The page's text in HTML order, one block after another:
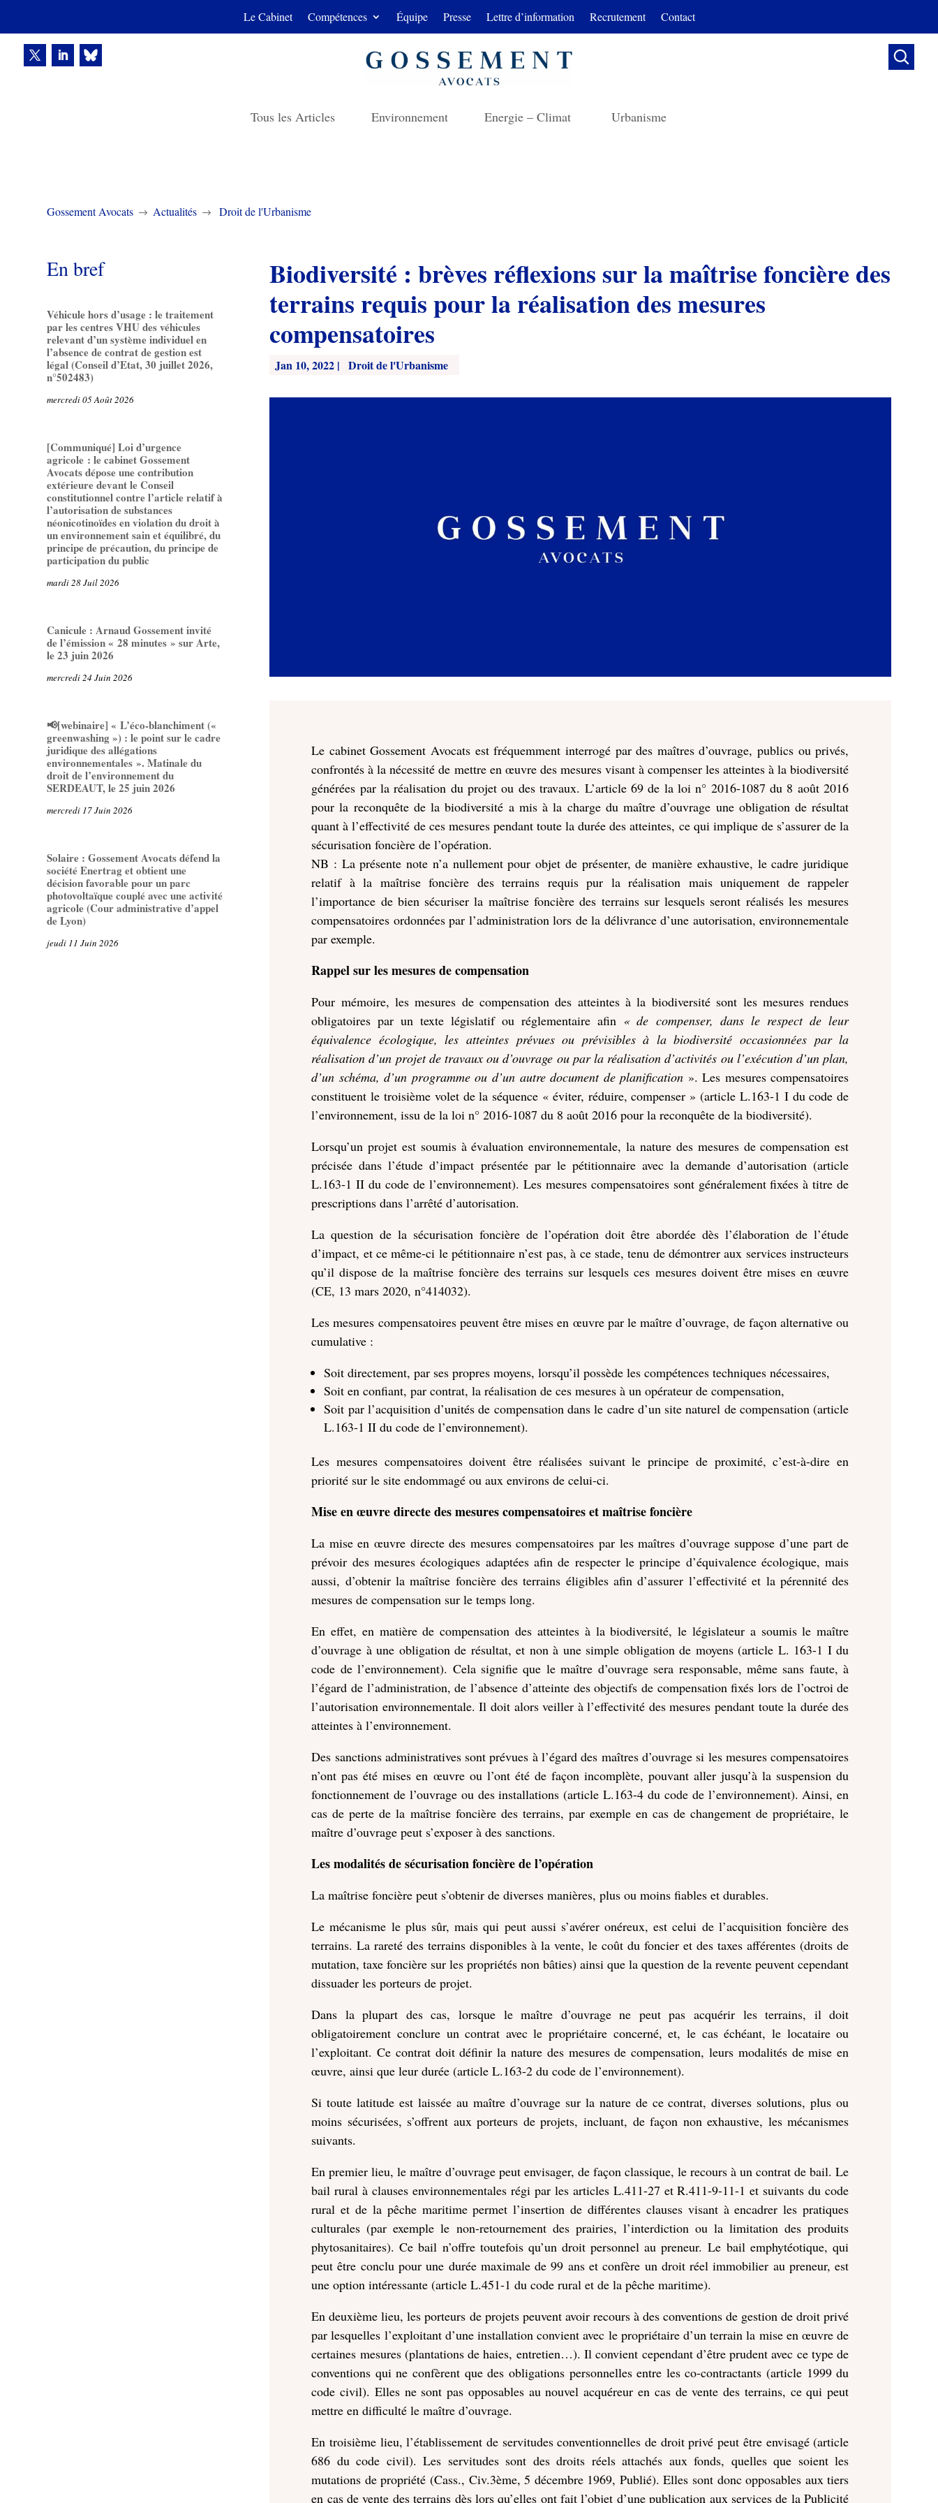
Le Cabinet Compétences Équipe Presse Lettre d’information Recrutement Contact

Tous les Articles Environnement Energie – Climat Urbanisme
Gossement Avocats $ Actualités $ Droit de l'Urbanisme
En bref
Véhicule hors d’usage : le traitement
par les centres VHU des véhicules
relevant d’un système individuel en
l’absence de contrat de gestion est
légal (Conseil d’Etat, 30 juillet 2026,
n°502483)
mercredi 05 Août 2026
[Communiqué] Loi d’urgence
agricole : le cabinet Gossement
Avocats dépose une contribution
extérieure devant le Conseil
constitutionnel contre l’article relatif à
l’autorisation de substances
néonicotinoïdes en violation du droit à
un environnement sain et équilibré, du
principe de précaution, du principe de
participation du public
mardi 28 Juil 2026
Canicule : Arnaud Gossement invité
de l’émission « 28 minutes » sur Arte,
le 23 juin 2026
mercredi 24 Juin 2026
📢[webinaire] « L’éco-blanchiment («
greenwashing ») : le point sur le cadre
juridique des allégations
environnementales ». Matinale du
droit de l’environnement du
SERDEAUT, le 25 juin 2026
mercredi 17 Juin 2026
Solaire : Gossement Avocats défend la
société Enertrag et obtient une
décision favorable pour un parc
photovoltaïque couplé avec une activité
agricole (Cour administrative d’appel
de Lyon)
jeudi 11 Juin 2026
Biodiversité : brèves réflexions sur la maîtrise foncière des
terrains requis pour la réalisation des mesures
compensatoires
Jan 10, 2022 | Droit de l'Urbanisme
Le cabinet Gossement Avocats est fréquemment interrogé par des maîtres d’ouvrage, publics ou privés,
confrontés à la nécessité de mettre en œuvre des mesures visant à compenser les atteintes à la biodiversité
générées par la réalisation du projet ou des travaux. L’article 69 de la loi n° 2016-1087 du 8 août 2016
pour la reconquête de la biodiversité a mis à la charge du maître d’ouvrage une obligation de résultat
quant à l’effectivité de ces mesures pendant toute la durée des atteintes, ce qui implique de s’assurer de la
sécurisation foncière de l’opération.
NB : La présente note n’a nullement pour objet de présenter, de manière exhaustive, le cadre juridique
relatif à la maîtrise foncière des terrains requis pur la réalisation mais uniquement de rappeler
l’importance de bien sécuriser la maîtrise foncière des terrains sur lesquels seront réalisés les mesures
compensatoires ordonnées par l’administration lors de la délivrance d’une autorisation, environnementale
par exemple.
Rappel sur les mesures de compensation
Pour mémoire, les mesures de compensation des atteintes à la biodiversité sont les mesures rendues
obligatoires par un texte législatif ou réglementaire afin « de compenser, dans le respect de leur
équivalence écologique, les atteintes prévues ou prévisibles à la biodiversité occasionnées par la
réalisation d’un projet de travaux ou d’ouvrage ou par la réalisation d’activités ou l’exécution d’un plan,
d’un schéma, d’un programme ou d’un autre document de planification ». Les mesures compensatoires
constituent le troisième volet de la séquence « éviter, réduire, compenser » (article L.163-1 I du code de
l’environnement, issu de la loi n° 2016-1087 du 8 août 2016 pour la reconquête de la biodiversité).
Lorsqu’un projet est soumis à évaluation environnementale, la nature des mesures de compensation est
précisée dans l’étude d’impact présentée par le pétitionnaire avec la demande d’autorisation (article
L.163-1 II du code de l’environnement). Les mesures compensatoires sont généralement fixées à titre de
prescriptions dans l’arrêté d’autorisation.
La question de la sécurisation foncière de l’opération doit être abordée dès l’élaboration de l’étude
d’impact, et ce même-ci le pétitionnaire n’est pas, à ce stade, tenu de démontrer aux services instructeurs
qu’il dispose de la maîtrise foncière des terrains sur lesquels ces mesures doivent être mises en œuvre
(CE, 13 mars 2020, n°414032).
Les mesures compensatoires peuvent être mises en œuvre par le maître d’ouvrage, de façon alternative ou
cumulative :
Soit directement, par ses propres moyens, lorsqu’il possède les compétences techniques nécessaires,
Soit en confiant, par contrat, la réalisation de ces mesures à un opérateur de compensation,
Soit par l’acquisition d’unités de compensation dans le cadre d’un site naturel de compensation (article
L.163-1 II du code de l’environnement).
Les mesures compensatoires doivent être réalisées suivant le principe de proximité, c’est-à-dire en
priorité sur le site endommagé ou aux environs de celui-ci.
Mise en œuvre directe des mesures compensatoires et maîtrise foncière
La mise en œuvre directe des mesures compensatoires par les maîtres d’ouvrage suppose d’une part de
prévoir des mesures écologiques adaptées afin de respecter le principe d’équivalence écologique, mais
aussi, d’obtenir la maîtrise foncière des terrains éligibles afin d’assurer l’effectivité et la pérennité des
mesures de compensation sur le temps long.
En effet, en matière de compensation des atteintes à la biodiversité, le législateur a soumis le maître
d’ouvrage à une obligation de résultat, et non à une simple obligation de moyens (article L. 163-1 I du
code de l’environnement). Cela signifie que le maître d’ouvrage sera responsable, même sans faute, à
l’égard de l’administration, de l’absence d’atteinte des objectifs de compensation fixés lors de l’octroi de
l’autorisation environnementale. Il doit alors veiller à l’effectivité des mesures pendant toute la durée des
atteintes à l’environnement.
Des sanctions administratives sont prévues à l’égard des maîtres d’ouvrage si les mesures compensatoires
n’ont pas été mises en œuvre ou l’ont été de façon incomplète, pouvant aller jusqu’à la suspension du
fonctionnement de l’ouvrage ou des installations (article L.163-4 du code de l’environnement). Ainsi, en
cas de perte de la maîtrise foncière des terrains, par exemple en cas de changement de propriétaire, le
maître d’ouvrage peut s’exposer à des sanctions.
Les modalités de sécurisation foncière de l’opération
La maîtrise foncière peut s’obtenir de diverses manières, plus ou moins fiables et durables.
Le mécanisme le plus sûr, mais qui peut aussi s’avérer onéreux, est celui de l’acquisition foncière des
terrains. La rareté des terrains disponibles à la vente, le coût du foncier et des taxes afférentes (droits de
mutation, taxe foncière sur les propriétés non bâties) ainsi que la question de la revente peuvent cependant
dissuader les porteurs de projet.
Dans la plupart des cas, lorsque le maître d’ouvrage ne peut pas acquérir les terrains, il doit
obligatoirement conclure un contrat avec le propriétaire concerné, et, le cas échéant, le locataire ou
l’exploitant. Ce contrat doit définir la nature des mesures de compensation, leurs modalités de mise en
œuvre, ainsi que leur durée (article L.163-2 du code de l’environnement).
Si toute latitude est laissée au maître d’ouvrage sur la nature de ce contrat, diverses solutions, plus ou
moins sécurisées, s’offrent aux porteurs de projets, incluant, de façon non exhaustive, les mécanismes
suivants.
En premier lieu, le maître d’ouvrage peut envisager, de façon classique, le recours à un contrat de bail. Le
bail rural à clauses environnementales régi par les articles L.411-27 et R.411-9-11-1 et suivants du code
rural et de la pêche maritime permet l’insertion de différentes clauses visant à encadrer les pratiques
culturales (par exemple le non-retournement des prairies, l’interdiction ou la limitation des produits
phytosanitaires). Ce bail n’offre toutefois qu’un droit personnel au preneur.Le bail emphytéotique, qui
peut être conclu pour une durée maximale de 99 ans et confère un droit réel immobilier au preneur, est
une option intéressante (article L.451-1 du code rural et de la pêche maritime).
En deuxième lieu, les porteurs de projets peuvent avoir recours à des conventions de gestion de droit privé
par lesquelles l’exploitant d’une installation convient avec le propriétaire d’un terrain la mise en œuvre de
certaines mesures (plantations de haies, entretien…). Il convient cependant d’être prudent avec ce type de
conventions qui ne confèrent que des obligations personnelles entre les co-contractants (article 1999 du
code civil). Elles ne sont pas opposables au nouvel acquéreur en cas de vente des terrains, ce qui peut
mettre en difficulté le maître d’ouvrage.
En troisième lieu, l’établissement de servitudes conventionnelles de droit privé peut être envisagé (article
686 du code civil). Les servitudes sont des droits réels attachés aux fonds, quelles que soient les
mutations de propriété (Cass., Civ.3ème, 5 décembre 1969, Publié). Elles sont donc opposables aux tiers
en cas de vente des terrains dès lors qu’elles ont fait l’objet d’une publication aux services de la Publicité